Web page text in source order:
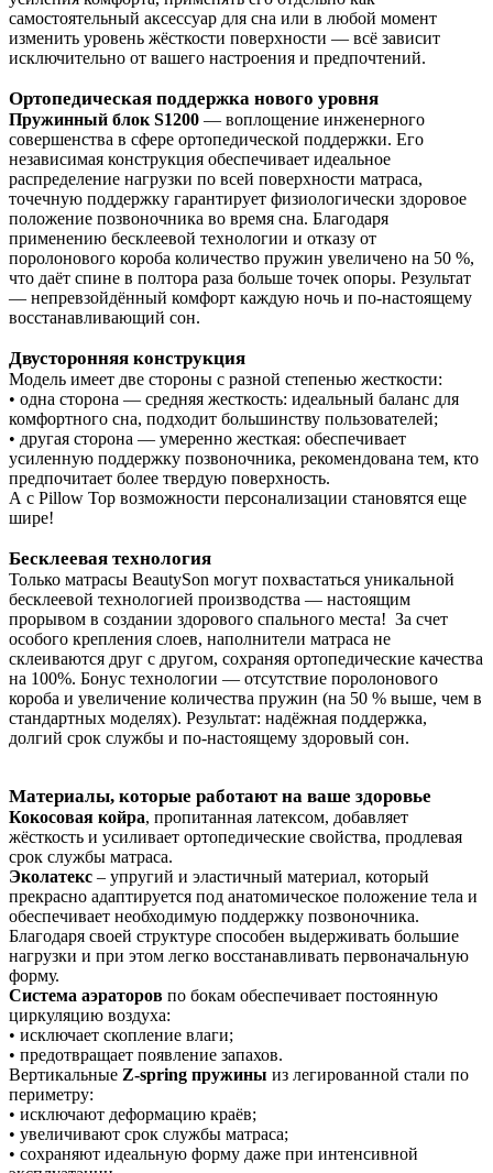
самостоятельный аксессуар для сна или в любой момент
изменить уровень жёсткости поверхности — всё зависит
исключительно от вашего настроения и предпочтений.
Ортопедическая поддержка нового уровня
Пружинный блок S1200 — воплощение инженерного
совершенства в сфере ортопедической поддержки. Его
независимая конструкция обеспечивает идеальное
распределение нагрузки по всей поверхности матраса,
точечную поддержку гарантирует физиологически здоровое
положение позвоночника во время сна. Благодаря
применению бесклеевой технологии и отказу от
поролонового короба количество пружин увеличено на 50 %,
что даёт спине в полтора раза больше точек опоры. Результат
— непревзойдённый комфорт каждую ночь и по‑настоящему
восстанавливающий сон.
Двусторонняя конструкция
Модель имеет две стороны с разной степенью жесткости:
• одна сторона — средняя жесткость: идеальный баланс для
комфортного сна, подходит большинству пользователей;
• другая сторона — умеренно жесткая: обеспечивает
усиленную поддержку позвоночника, рекомендована тем, кто
предпочитает более твердую поверхность.
А с Pillow Top возможности персонализации становятся еще
шире!
Бесклеевая технология
Только матрасы BeautySon могут похвастаться уникальной
бесклеевой технологией производства — настоящим
прорывом в создании здорового спального места! За счет
особого крепления слоев, наполнители матраса не
склеиваются друг с другом, сохраняя ортопедические качества
на 100%. Бонус технологии — отсутствие поролонового
короба и увеличение количества пружин (на 50 % выше, чем в
стандартных моделях). Результат: надёжная поддержка,
долгий срок службы и по‑настоящему здоровый сон.
Материалы, которые работают на ваше здоровье
Кокосовая койра, пропитанная латексом, добавляет
жёсткость и усиливает ортопедические свойства, продлевая
срок службы матраса.
Эколатекс – упругий и эластичный материал, который
прекрасно адаптируется под анатомическое положение тела и
обеспечивает необходимую поддержку позвоночника.
Благодаря своей структуре способен выдерживать большие
нагрузки и при этом легко восстанавливать первоначальную
форму.
Система аэраторов по бокам обеспечивает постоянную
циркуляцию воздуха:
• исключает скопление влаги;
• предотвращает появление запахов.
Вертикальные Z-spring пружины из легированной стали по
периметру:
• исключают деформацию краёв;
• увеличивают срок службы матраса;
• сохраняют идеальную форму даже при интенсивной